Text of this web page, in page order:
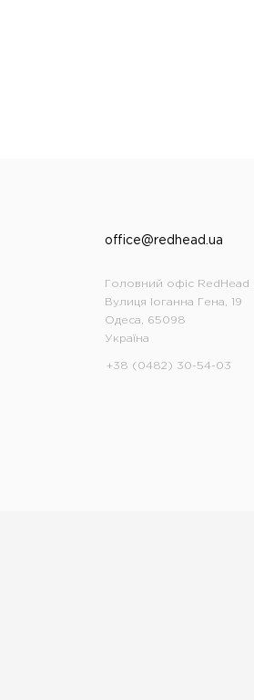
office@redhead.ua
Головний офіс RedHead
Вулиця Іоганна Гена, 19
Одеса, 65098
Україна
+38 (0482) 30-54-03